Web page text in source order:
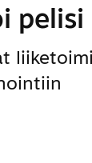
pelisi